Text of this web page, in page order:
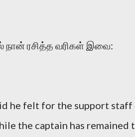
நான் ரசித்த வரிகள் இவை:
he felt for the support
the captain has remained